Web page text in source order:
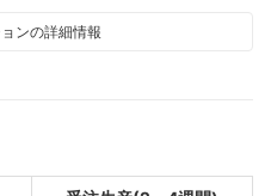
ンの詳細情報